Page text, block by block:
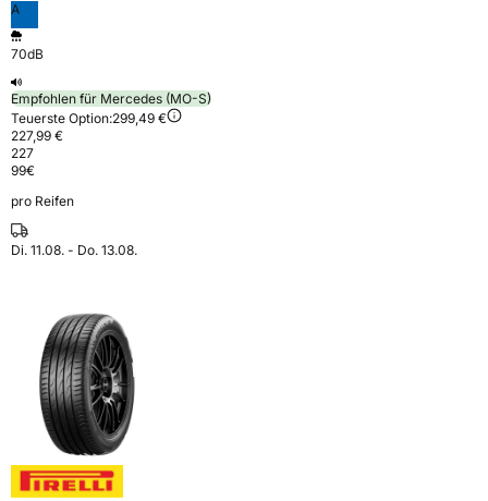
A
70dB
Empfohlen für Mercedes (MO-S)
Teuerste Option:299,49 €
227,99 €
227
99€
pro Reifen
Di. 11.08. - Do. 13.08.